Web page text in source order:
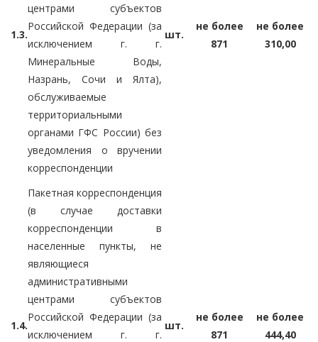
1.3.
центрами субъектов
Российской Федерации (за
исключением г. г.
Минеральные Воды,
Назрань, Сочи и Ялта),
обслуживаемые
территориальными
органами ГФС России) без
уведомления о вручении
корреспонденции
шт.
не более
871
не более
310,00
1.4.
Пакетная корреспонденция
(в случае доставки
корреспонденции в
населенные пункты, не
являющиеся
административными
центрами субъектов
Российской Федерации (за
исключением г. г.
шт.
не более
871
не более
444,40